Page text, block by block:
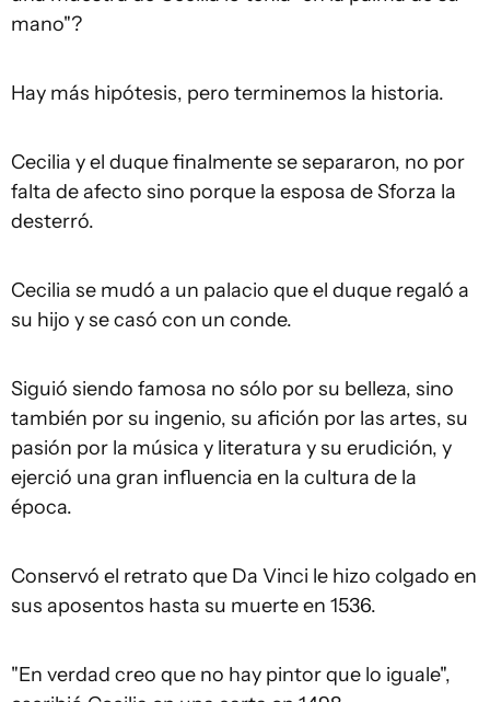
mano"?
Hay más hipótesis, pero terminemos la historia.
Cecilia y el duque finalmente se separaron, no por
falta de afecto sino porque la esposa de Sforza la
desterró.
Cecilia se mudó a un palacio que el duque regaló a
su hijo y se casó con un conde.
Siguió siendo famosa no sólo por su belleza, sino
también por su ingenio, su afición por las artes, su
pasión por la música y literatura y su erudición, y
ejerció una gran influencia en la cultura de la
época.
Conservó el retrato que Da Vinci le hizo colgado en
sus aposentos hasta su muerte en 1536.
"En verdad creo que no hay pintor que lo iguale",